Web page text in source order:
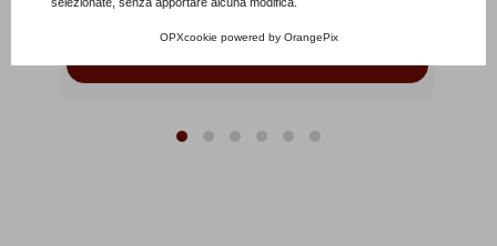
OPXcookie powered by OrangePix